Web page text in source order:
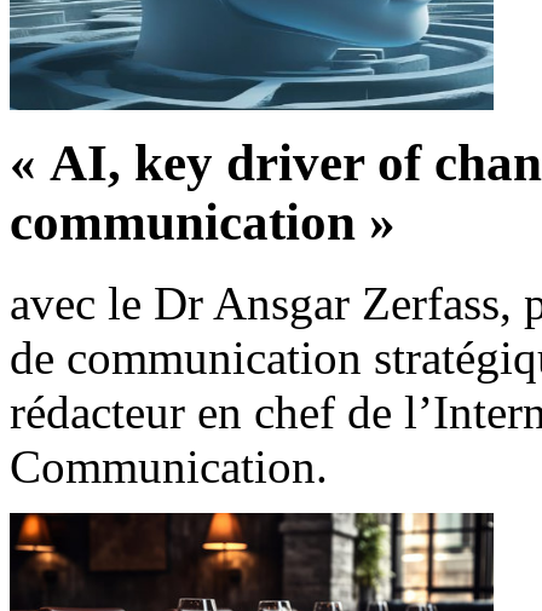
« AI, key driver of
communication »
avec le Dr Ansgar Zerfass,
de communication
rédacteur en chef de
Communication.